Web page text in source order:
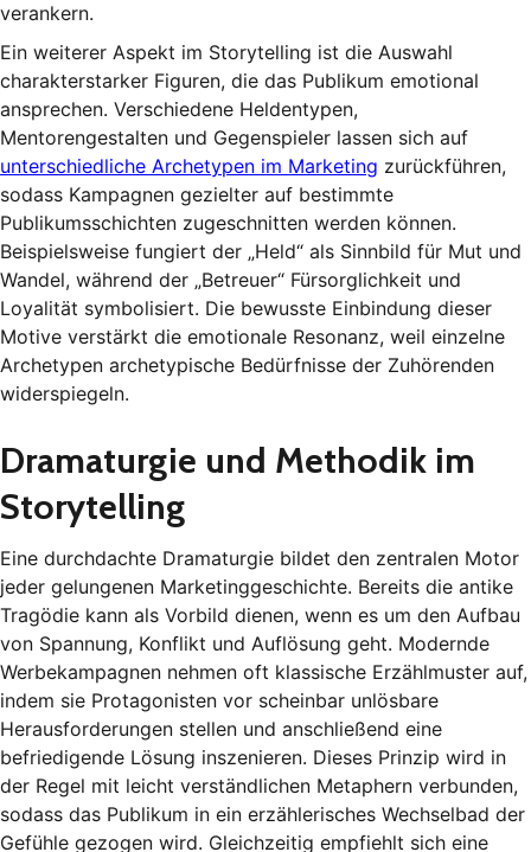
verankern.
Ein weiterer Aspekt im Storytelling ist die Auswahl
charakterstarker Figuren, die das Publikum emotional
ansprechen. Verschiedene Heldentypen,
Mentorengestalten und Gegenspieler lassen sich auf
unterschiedliche Archetypen im Marketing zurückführen,
sodass Kampagnen gezielter auf bestimmte
Publikumsschichten zugeschnitten werden können.
Beispielsweise fungiert der „Held“ als Sinnbild für Mut und
Wandel, während der „Betreuer“ Fürsorglichkeit und
Loyalität symbolisiert. Die bewusste Einbindung dieser
Motive verstärkt die emotionale Resonanz, weil einzelne
Archetypen archetypische Bedürfnisse der Zuhörenden
widerspiegeln.
Dramaturgie und Methodik im
Storytelling
Eine durchdachte Dramaturgie bildet den zentralen Motor
jeder gelungenen Marketinggeschichte. Bereits die antike
Tragödie kann als Vorbild dienen, wenn es um den Aufbau
von Spannung, Konflikt und Auflösung geht. Modernde
Werbekampagnen nehmen oft klassische Erzählmuster auf,
indem sie Protagonisten vor scheinbar unlösbare
Herausforderungen stellen und anschließend eine
befriedigende Lösung inszenieren. Dieses Prinzip wird in
der Regel mit leicht verständlichen Metaphern verbunden,
sodass das Publikum in ein erzählerisches Wechselbad der
Gefühle gezogen wird. Gleichzeitig empfiehlt sich eine